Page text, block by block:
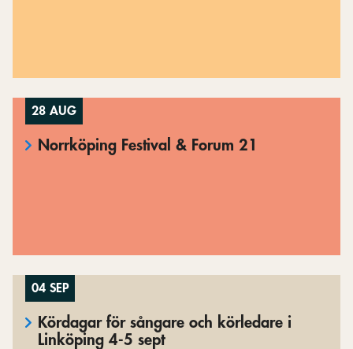
28 AUG
Norrköping Festival & Forum 21
04 SEP
Kördagar för sångare och körledare i
Linköping 4-5 sept